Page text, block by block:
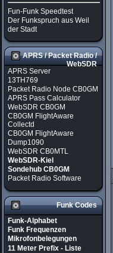
Fun-Funk Speedtest
Der Funkspruch aus Weil
der Stadt
APRS / Packet Radio /
WebSDR
APRS Server
13TH769
Packet Radio Node CB0GM
APRS Pass Calculator
WebSDR CB0GM
CB0GM FlightAware
Collectd
CB0GM FlightAware
Dump1090
WebSDR CB0MTL
WebSDR-Kiel
Sondehub CB0GM
Packet Radio Software
Funk Codes
Funk-Alphabet
Funk Frequenzen
Mikrofonbelegungen
11 Meter Prefix - Liste